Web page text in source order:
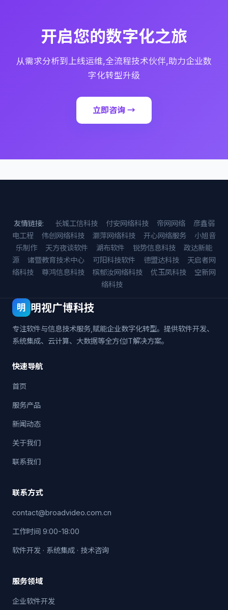
开启您的数字化之旅
从需求分析到上线运维,全流程技术伙伴,助力企业数
字化转型升级
立即咨询 →
友情链接: 长城工信科技 付安网络科技 帝网网络
彦鑫弱
电工程
伟创网络科技 灏萍网络科技 开心网络服务
小旭音
乐制作
天方夜谈软件 湖布软件 锐势信息科技
政达新能
源
诸暨教育技术中心 可阳科技软件 德盟达科技
天启者网
络科技
尊鸿信息科技 槟郁汝网络科技 优玉凤科技
空新网
络科技
明 明视广博科技
专注软件与信息技术服务,赋能企业数字化转型。提供软件开发、
系统集成、云计算、大数据等全方位IT解决方案。
快速导航
首页
服务产品
新闻动态
关于我们
联系我们
联系方式
contact@broadvideo.com.cn
工作时间 9:00-18:00
软件开发 · 系统集成 · 技术咨询
服务领域
企业软件开发